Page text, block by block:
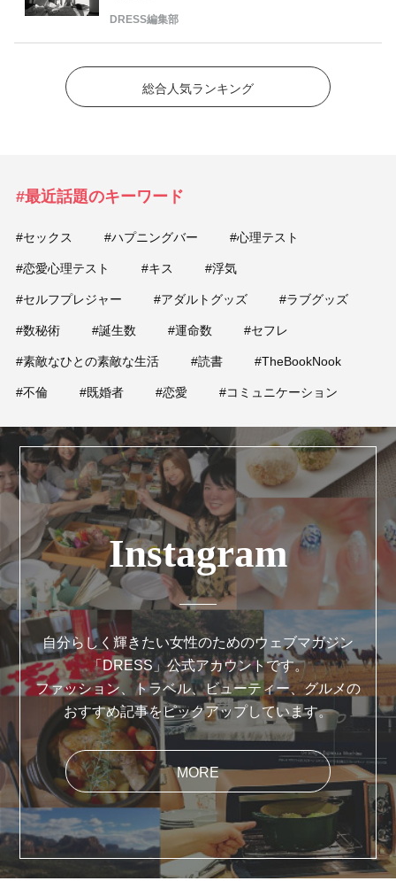
DRESS編集部
総合人気ランキング
#最近話題のキーワード
#セックス #ハプニングバー #心理テスト
#恋愛心理テスト #キス #浮気
#セルフプレジャー #アダルトグッズ #ラブグッズ
#数秘術 #誕生数 #運命数 #セフレ
#素敵なひとの素敵な生活 #読書 #TheBookNook
#不倫 #既婚者 #恋愛 #コミュニケーション
Instagram
自分らしく輝きたい女性のためのウェブマガジン
「DRESS」公式アカウントです。
ファッション、トラベル、ビューティー、グルメの
おすすめ記事をピックアップしています。
MORE